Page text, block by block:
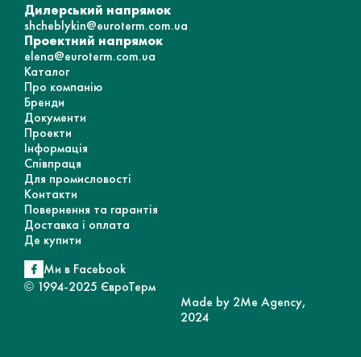
Дилерський напрямок
shcheblykin@euroterm.com.ua
Проектний напрямок
elena@euroterm.com.ua
Каталог
Про компанію
Бренди
Документи
Проекти
Інформація
Співпраця
Для промисловості
Контакти
Повернення та гарантія
Доставка і оплата
Де купити
Ми в Facebook
© 1994-2025 ЄвроТерм
Made by 2Me Agency,
2024